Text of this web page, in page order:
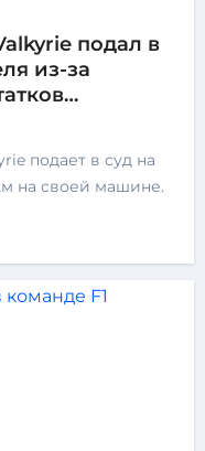
подал в
из-за
на своей машине.